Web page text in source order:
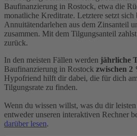
Baufinanzierung in Rostock, etwa die
monatliche Kreditrate. Letztere setzt sich
Annuitätendarlehen aus dem Zinsanteil
zusammen. Mit dem Tilgungsanteil
zurück.
In den meisten Fällen werden jährliche
Baufinanzierung in Rostock zwischen
Hypofriend hilft dir dabei, die für dich am
Tilgungsrate zu finden.
Wenn du wissen willst, was du dir
entweder unseren interaktiven Rechner
darüber lesen.